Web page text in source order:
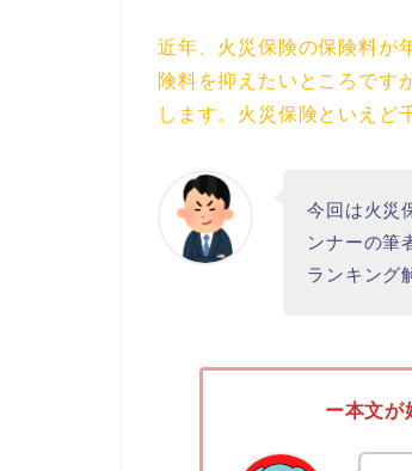
近年、火災保険の保険料が
険料を抑えたいところです
します。火災保険といえど
今回は火災
ンナーの筆
ランキング
ー本文が